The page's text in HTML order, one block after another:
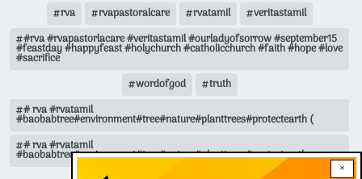
×
rva rvapastoralcare rvatamil
veritastamil
#rva #rvapastorlacare #veritastamil #ourladyofsorrow #september15
#feastday #happyfeast #holychurch #catholicchurch #faith #hope #love
#sacrifice
wordofgod
truth
# rva #rvatamil
#baobabtree#environment#tree#nature#planttrees#protectearth (
# rva #rvatamil
#baobabtree#environment#tree#nature#planttrees#protectearth